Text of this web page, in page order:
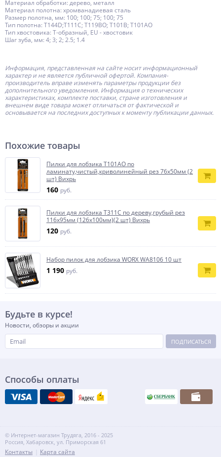
Материал обработки: дерево, металл
Материал полотна: хромванадиевая сталь
Размер полотна, мм: 100; 100; 75; 100; 75
Тип полотна: T144D;T111C; T119BO; T101B; T101AO
Тип хвостовика: Т-образный, EU - хвостовик
Шаг зуба, мм: 4; 3; 2; 2.5; 1.4
Информация, представленная на сайте носит информационный
характер и не является публичной офертой. Компания-
производитель вправе изменять параметры продукции без
дополнительного уведомления. Информация о технических
характеристиках, комплекте поставки, стране изготовления и
внешнем виде товара может отличаться от фактической и
основывается на последних доступных к моменту публикации данных.
Похожие товары
Пилки для лобзика Т101АО по
ламинату,чистый,криволинейный рез 76х50мм (2
шт) Вихрь
160 руб.
Пилки для лобзика Т311C по дереву,грубый рез
116х95мм (126х100мм)(2 шт) Вихрь
120 руб.
Набор пилок для лобзика WORX WA8106 10 шт
1 190 руб.
Будьте в курсе!
Новости, обзоры и акции
ПОДПИСАТЬСЯ
Способы оплаты
© Интернет-магазин Трудяга, 2016 - 2025
Россия, Хабаровск, ул. Приморская 61
Контакты Карта сайта